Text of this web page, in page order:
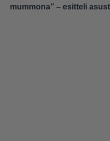
mummona” – esitteli